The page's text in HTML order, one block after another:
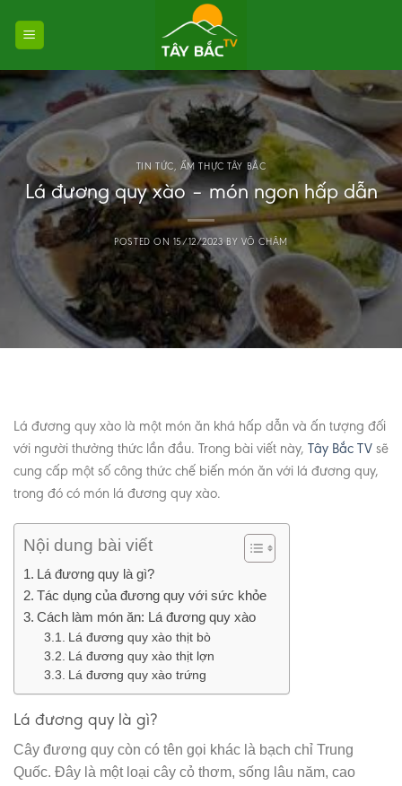
TIN TỨC, ẨM THỰC TÂY BẮC
Lá đương quy xào – món ngon hấp dẫn
POSTED ON 15/12/2023BY VÕ CHÂM
Lá đương quy xào là một món ăn khá hấp dẫn và ấn tượng đối
với người thưởng thức lần đầu. Trong bài viết này, Tây Bắc TV sẽ
cung cấp một số công thức chế biến món ăn với lá đương quy,
trong đó có món lá đương quy xào.
Nội dung bài viết
Lá đương quy là gì?
Tác dụng của đương quy với sức khỏe
Cách làm món ăn: Lá đương quy xào
Lá đương quy xào thịt bò
Lá đương quy xào thịt lợn
Lá đương quy xào trứng
Lá đương quy là gì?
Cây đương quy còn có tên gọi khác là bạch chỉ Trung
Quốc. Đây là một loại cây cỏ thơm, sống lâu năm, cao